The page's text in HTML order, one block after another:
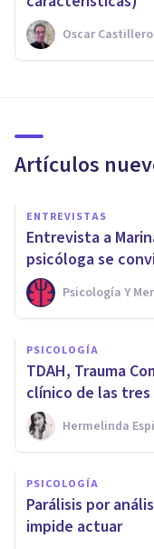
Oscar
Artículos
ENTREVISTAS
Entrevista a
psicóloga se
Psicología Y
PSICOLOGÍA
TDAH, Trauma
clínico de las tres
Hermelinda
PSICOLOGÍA
Parálisis por
impide actuar